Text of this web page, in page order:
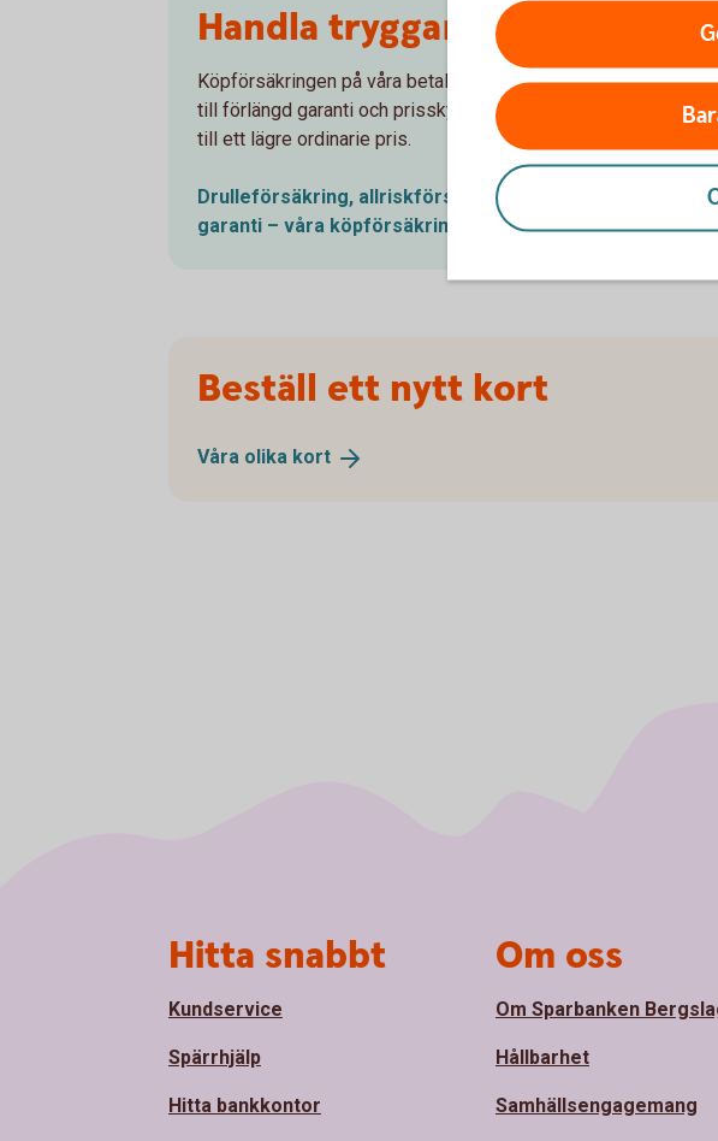
Handla tryggare med ditt
Köpförsäkringen på våra betal- och kreditkort kan ge dig
till förlängd garanti och prisskyddsgaranti om du hittar samma
till ett lägre ordinarie pris.
Drulleförsäkring, allriskförsäkring, prisgaranti och
garanti – våra köpförsäkringar
Beställ ett nytt kort
Våra olika kort
Hitta snabbt
Kundservice
Spärrhjälp
Hitta bankkontor
Om oss
Om Sparbanken
Hållbarhet
Samhällsengagemang